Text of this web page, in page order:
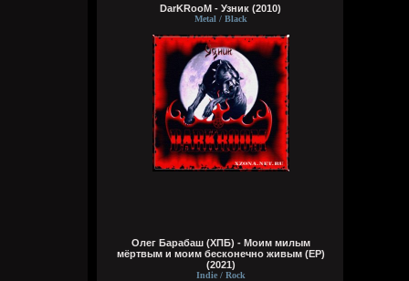
Называешь ты меня колдуньей,
Говоришь ты это мне не зря,
Сердце у тебя я забрала
Wirtuozik
Вчера в 16:14:24
Эй наринаринэла ай дари дари дари
Эй наринаринэла ай дари дари дари
Эй наринаринэла ай дари дари дари
Вот долбаеб. Прав он во всем. Ещё и все
про меня знает)
DarKRooM - Узник (2010)
Metal / Black
Олег Барабаш (ХПБ) - Моим милым
мёртвым и моим бесконечно живым (EP)
(2021)
Indie / Rock